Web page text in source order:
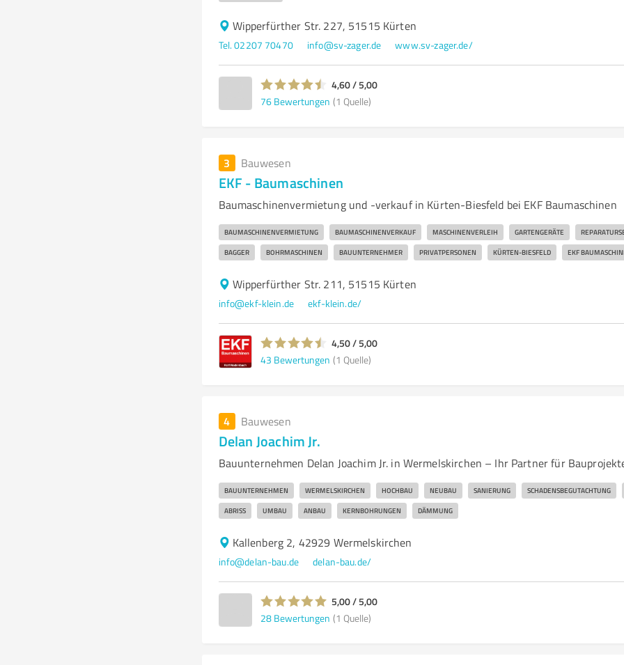
Wipperfürther Str. 227, 51515 Kürten
Tel. 02207 70470 info@sv-zager.de www.sv-zager.de/
4,60 / 5,00
76 Bewertungen (1 Quelle)
3 Bauwesen
EKF - Baumaschinen
Baumaschinenvermietung und -verkauf in Kürten-Biesfeld bei EKF Baumaschinen
BAUMASCHINENVERMIETUNG BAUMASCHINENVERKAUF MASCHINENVERLEIH GARTENGERÄTE
BAGGER BOHRMASCHINEN BAUUNTERNEHMER PRIVATPERSONEN KÜRTEN-BIESFELD EKF
Wipperfürther Str. 211, 51515 Kürten
info@ekf-klein.de ekf-klein.de/
4,50 / 5,00
43 Bewertungen (1 Quelle)
4 Bauwesen
Delan Joachim Jr.
Bauunternehmen Delan Joachim Jr. in Wermelskirchen – Ihr Partner für
BAUUNTERNEHMEN WERMELSKIRCHEN HOCHBAU NEUBAU SANIERUNG SCHADENSBEGUTACHTUNG
ABRISS UMBAU ANBAU KERNBOHRUNGEN DÄMMUNG
Kallenberg 2, 42929 Wermelskirchen
info@delan-bau.de delan-bau.de/
5,00 / 5,00
28 Bewertungen (1 Quelle)